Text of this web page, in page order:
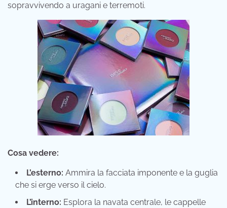
sopravvivendo a uragani e terremoti.
Cosa vedere:
L’esterno: Ammira la facciata imponente e la guglia
che si erge verso il cielo.
L’interno: Esplora la navata centrale, le cappelle